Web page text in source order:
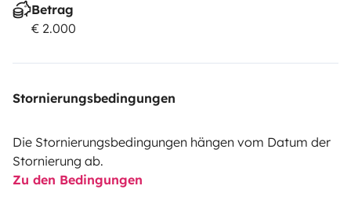
Betrag
€ 2.000
Stornierungsbedingungen
Die Stornierungsbedingungen hängen vom Datum der
Stornierung ab.
Zu den Bedingungen